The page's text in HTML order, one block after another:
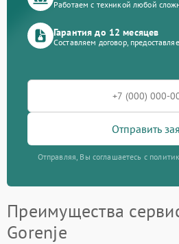
Работаем с техникой любой
Гарантия до 12 месяцев
Составляем договор,
Отправить
Отправляя, Вы соглашаетесь с
Преимущества
Gorenje